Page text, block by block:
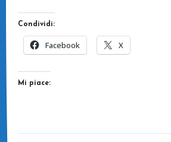
Condividi:
Facebook X
Mi piace: